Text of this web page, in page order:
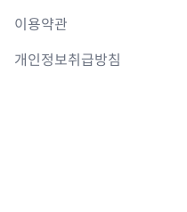
이용약관
개인정보취급방침